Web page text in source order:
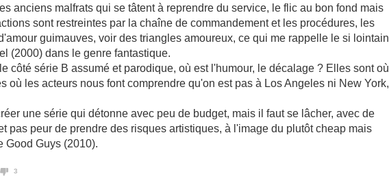
anciens malfrats qui se tâtent à reprendre du service, le flic au bon fond mais
sont restreintes par la chaîne de commandement et les procédures, les
guimauves, voir des triangles amoureux, ce qui me rappelle le si lointain
(2000) dans le genre fantastique.
côté série B assumé et parodique, où est l'humour, le décalage ? Elles sont où
où les acteurs nous font comprendre qu'on est pas à Los Angeles ni New York,
une série qui détonne avec peu de budget, mais il faut se lâcher, avec de
pas peur de prendre des risques artistiques, à l'image du plutôt cheap mais
Good Guys (2010).
3